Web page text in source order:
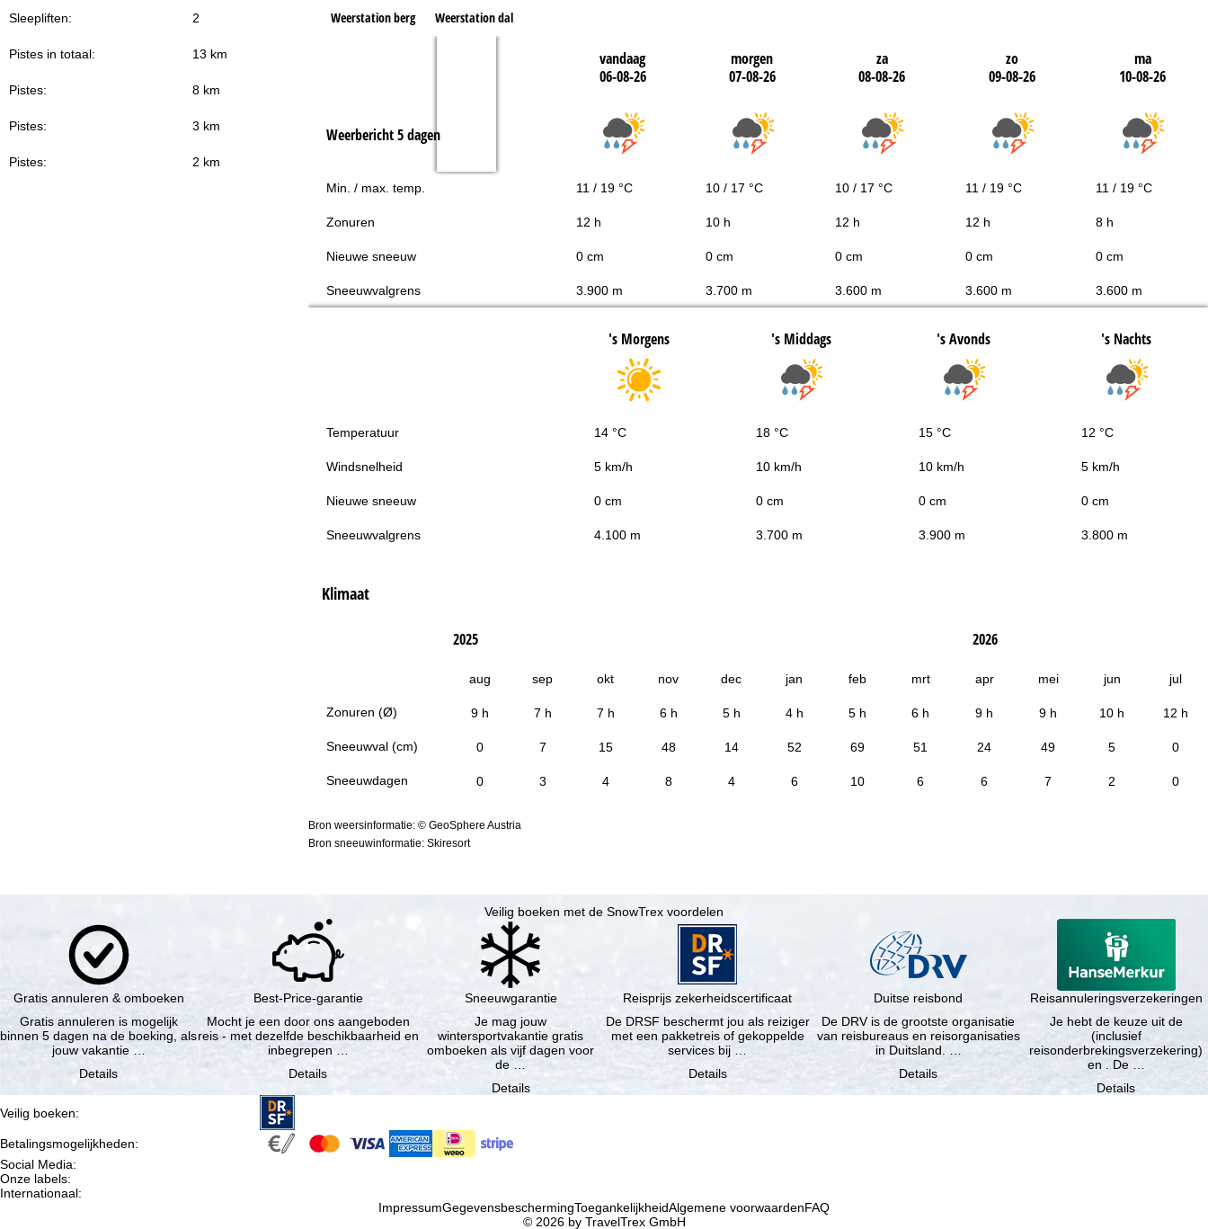
Sleepliften: 2
Pistes in totaal: 13 km
Pistes: 8 km
Pistes: 3 km
Pistes: 2 km
Weerstation berg Weerstation dal
vandaag
06-08-26
morgen
07-08-26
za
08-08-26
zo
09-08-26
ma
10-08-26
Weerbericht 5 dagen
Min. / max. temp. 11 / 19 °C 10 / 17 °C 10 / 17 °C 11 / 19 °C 11 / 19 °C
Zonuren 12 h 10 h 12 h 12 h 8 h
Nieuwe sneeuw 0 cm 0 cm 0 cm 0 cm 0 cm
Sneeuwvalgrens 3.900 m 3.700 m 3.600 m 3.600 m 3.600 m
's Morgens 's Middags 's Avonds 's Nachts
Temperatuur 14 °C 18 °C 15 °C 12 °C
Windsnelheid 5 km/h 10 km/h 10 km/h 5 km/h
Nieuwe sneeuw 0 cm 0 cm 0 cm 0 cm
Sneeuwvalgrens 4.100 m 3.700 m 3.900 m 3.800 m
Klimaat
Zonuren (Ø)
Sneeuwval (cm)
Sneeuwdagen
2025 2026
aug sep okt nov dec jan feb mrt apr mei jun jul
9 h 7 h 7 h 6 h 5 h 4 h 5 h 6 h 9 h 9 h 10 h 12 h
0 7 15 48 14 52 69 51 24 49 5 0
0 3 4 8 4 6 10 6 6 7 2 0
Bron weersinformatie: © GeoSphere Austria
Bron sneeuwinformatie: Skiresort
Veilig boeken met de SnowTrex voordelen
Gratis annuleren & omboeken
Gratis annuleren is mogelijk
binnen 5 dagen na de boeking, als
jouw vakantie …
Details
Best-Price-garantie
Mocht je een door ons aangeboden
reis - met dezelfde beschikbaarheid en
inbegrepen …
Details
Sneeuwgarantie
Je mag jouw
wintersportvakantie gratis
omboeken als vijf dagen voor
de …
Details
Reisprijs zekerheidscertificaat
De DRSF beschermt jou als reiziger
met een pakketreis of gekoppelde
services bij …
Details
Duitse reisbond
De DRV is de grootste organisatie
van reisbureaus en reisorganisaties
in Duitsland. …
Details
Reisannuleringsverzekeringen
Je hebt de keuze uit de
(inclusief
reisonderbrekingsverzekering)
en . De …
Details
Veilig boeken:
Betalingsmogelijkheden:
Social Media:
Onze labels:
Internationaal:
ImpressumGegevensbeschermingToegankelijkheidAlgemene voorwaardenFAQ
© 2026 by TravelTrex GmbH